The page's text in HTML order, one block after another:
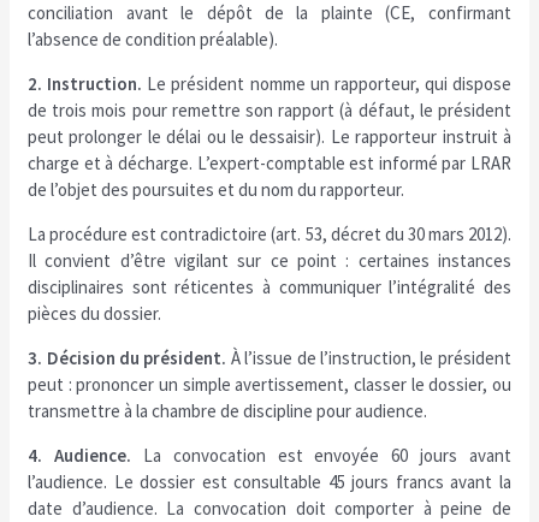
conciliation avant le dépôt de la plainte (CE, confirmant
l’absence de condition préalable).
2. Instruction. Le président nomme un rapporteur, qui dispose
de trois mois pour remettre son rapport (à défaut, le président
peut prolonger le délai ou le dessaisir). Le rapporteur instruit à
charge et à décharge. L’expert-comptable est informé par LRAR
de l’objet des poursuites et du nom du rapporteur.
La procédure est contradictoire (art. 53, décret du 30 mars 2012).
Il convient d’être vigilant sur ce point : certaines instances
disciplinaires sont réticentes à communiquer l’intégralité des
pièces du dossier.
3. Décision du président. À l’issue de l’instruction, le président
peut : prononcer un simple avertissement, classer le dossier, ou
transmettre à la chambre de discipline pour audience.
4. Audience. La convocation est envoyée 60 jours avant
l’audience. Le dossier est consultable 45 jours francs avant la
date d’audience. La convocation doit comporter à peine de